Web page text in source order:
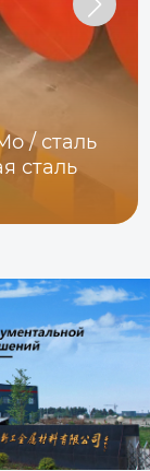
/ сталь
сталь